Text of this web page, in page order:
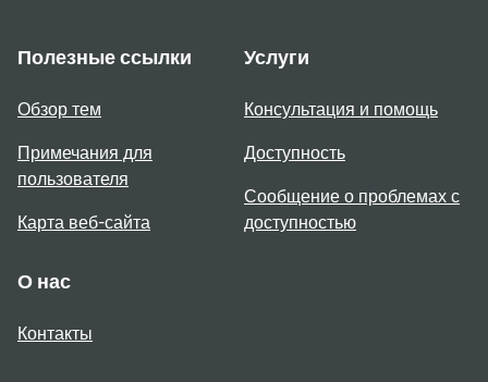
Полезные ссылки
Обзор тем
Примечания для
пользователя
Карта веб-сайта
Услуги
Консультация и помощь
Доступность
Сообщение о проблемах с
доступностью
О нас
Контакты